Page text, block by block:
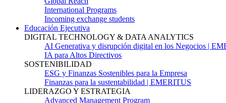
International Programs
Incoming exchange students
Educación Ejecutiva
DIGITAL TECHNOLOGY & DATA ANALYTICS
AI Generativa y disrupción digital en los Negocios |
IA para Altos Directivos
SOSTENIBILIDAD
ESG y Finanzas Sostenibles para la Empresa
Finanzas para la sustentabilidad | EMERITUS
LIDERAZGO Y ESTRATEGIA
Advanced Management Program